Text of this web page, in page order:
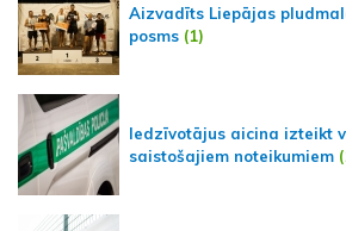
Aizvadīts Liepājas
posms (1)
Iedzīvotājus aicina izteikt
saistošajiem noteikumiem